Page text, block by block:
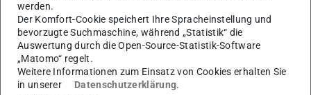
werden.
Der Komfort-Cookie speichert Ihre Spracheinstellung und
bevorzugte Suchmaschine, während „Statistik“ die
Auswertung durch die Open-Source-Statistik-Software
„Matomo“ regelt.
Weitere Informationen zum Einsatz von Cookies erhalten Sie
in unserer
Datenschutzerklärung.